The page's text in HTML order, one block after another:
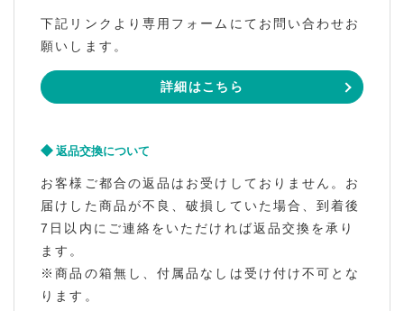
下記リンクより専用フォームにてお問い合わせお
願いします。
詳細はこちら
返品交換について
お客様ご都合の返品はお受けしておりません。お
届けした商品が不良、破損していた場合、到着後
7日以内にご連絡をいただければ返品交換を承り
ます。
※商品の箱無し、付属品なしは受け付け不可とな
ります。